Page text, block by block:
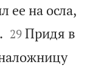
ее на осла,


29 Придя в